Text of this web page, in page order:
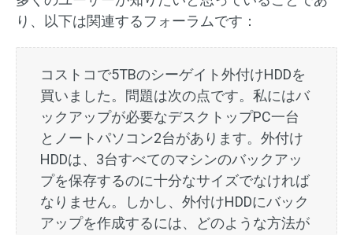
り、以下は関連するフォーラムです：
コストコで5TBのシーゲイト外付けHDDを
買いました。問題は次の点です。私にはバ
ックアップが必要なデスクトップPC一台
とノートパソコン2台があります。外付け
HDDは、3台すべてのマシンのバックアッ
プを保存するのに十分なサイズでなければ
なりません。しかし、外付けHDDにバック
アップを作成するには、どのような方法が